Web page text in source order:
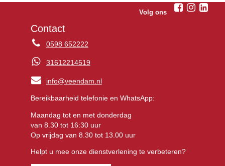
Volg ons
Contact
0598 652222
31612214519
info@veendam.nl
Bereikbaarheid telefonie en WhatsApp:
Maandag tot en met donderdag
van 8.30 tot 16:30 uur
Op vrijdag van 8.30 tot 13.00 uur
Helpt u mee onze dienstverlening te verbeteren?